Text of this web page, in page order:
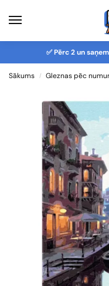
✅ Pērc 2 un
Sākums / Gleznas pēc